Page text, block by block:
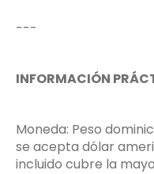
---
INFORMACIÓN
Moneda: Peso
se acepta dólar
incluido cubre la